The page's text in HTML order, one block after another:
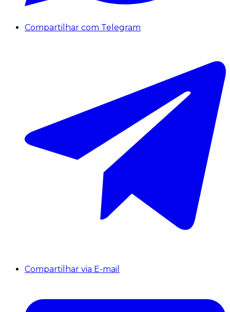
Compartilhar com Telegram
Compartilhar via E-mail